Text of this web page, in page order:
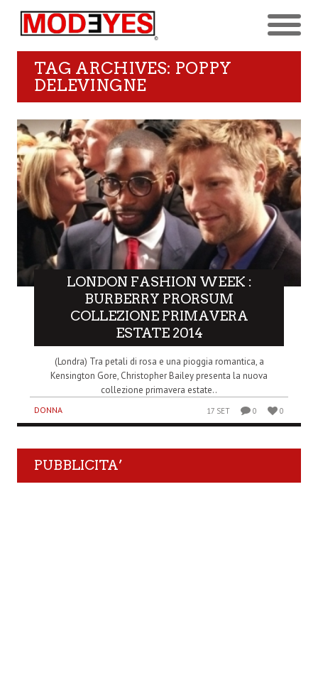
TAG ARCHIVES: POPPY
DELEVINGNE
LONDON FASHION WEEK :
BURBERRY PRORSUM
COLLEZIONE PRIMAVERA
ESTATE 2014
(Londra) Tra petali di rosa e una pioggia romantica, a
Kensington Gore, Christopher Bailey presenta la nuova
collezione primavera estate..
DONNA 17 SET 0 0
PUBBLICITA’